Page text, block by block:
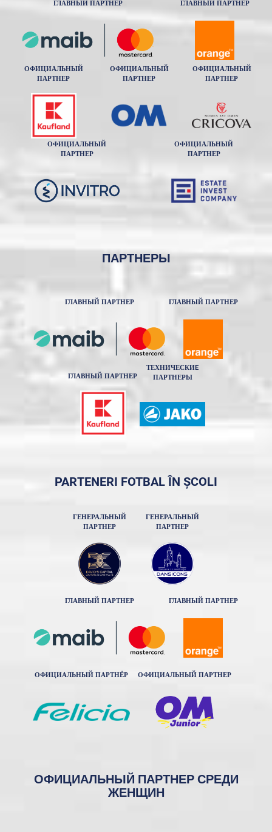
ГЛАВНЫЙ ПАРТНЕР ГЛАВНЫЙ ПАРТНЕР
ОФИЦИАЛЬНЫЙ
ПАРТНЕР
ОФИЦИАЛЬНЫЙ
ПАРТНЕР
ОФИЦИАЛЬНЫЙ
ПАРТНЕР
ОФИЦИАЛЬНЫЙ
ПАРТНЕР
ОФИЦИАЛЬНЫЙ
ПАРТНЕР
ПАРТНЕРЫ
ГЛАВНЫЙ ПАРТНЕР ГЛАВНЫЙ ПАРТНЕР
ГЛАВНЫЙ ПАРТНЕР
ТЕХНИЧЕСКИE
ПАРТНЕРЫ
PARTENERI FOTBAL ÎN ȘCOLI
ГЕНЕРАЛЬНЫЙ
ПАРТНЕР
ГЕНЕРАЛЬНЫЙ
ПАРТНЕР
ГЛАВНЫЙ ПАРТНЕР ГЛАВНЫЙ ПАРТНЕР
ОФИЦИАЛЬНЫЙ ПАРТНЁР ОФИЦИАЛЬНЫЙ ПАРТНЕР
ОФИЦИАЛЬНЫЙ ПАРТНЕР СРЕДИ
ЖЕНЩИН